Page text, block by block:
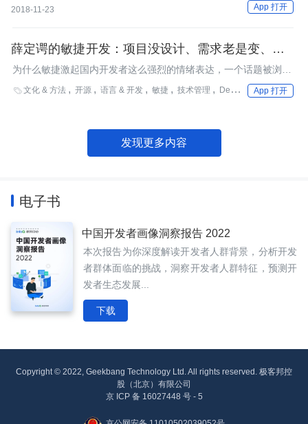
辑。
2018-11-23 App 打开
薛定谔的敏捷开发：项目没设计、需求老是变、成天
净开会、开发常加班
为什么敏捷激起国内开发者这么强烈的情绪表达，一个话题被浏览
高达58万余次？
文化 & 方法 开源 语言 & 开发 敏捷 技术管理 DevOps 方法论
App 打开
发现更多内容
电子书
中国开发者画像洞察报告 2022
本次报告为你深度解读开发者人群背景，分析开发
者群体面临的挑战，洞察开发者人群特征，预测开
发者生态发展...
下载
Copyright © 2022, Geekbang Technology Ltd. All rights reserved. 极客邦控
股（北京）有限公司
京 ICP 备 16027448 号 - 5